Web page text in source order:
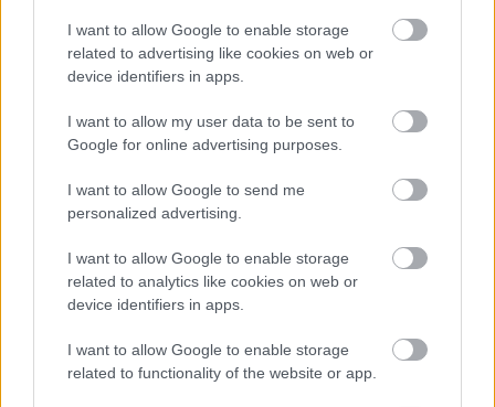
I want to allow Google to enable storage
related to advertising like cookies on web or
device identifiers in apps.
I want to allow my user data to be sent to
Google for online advertising purposes.
I want to allow Google to send me
personalized advertising.
I want to allow Google to enable storage
related to analytics like cookies on web or
device identifiers in apps.
I want to allow Google to enable storage
related to functionality of the website or app.
Előző cikk
Bagnaia ittasan szenvedett
készen álltam arra, hogy
elhagyjam a Yamahát
Varga Ákos